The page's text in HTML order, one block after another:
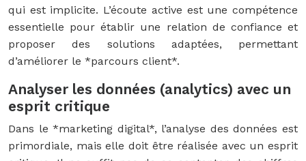
qui est implicite. L’écoute active est une compétence
essentielle pour établir une relation de confiance et
proposer des solutions adaptées, permettant
d’améliorer le *parcours client*.
Analyser les données (analytics) avec un
esprit critique
Dans le *marketing digital*, l’analyse des données est
primordiale, mais elle doit être réalisée avec un esprit